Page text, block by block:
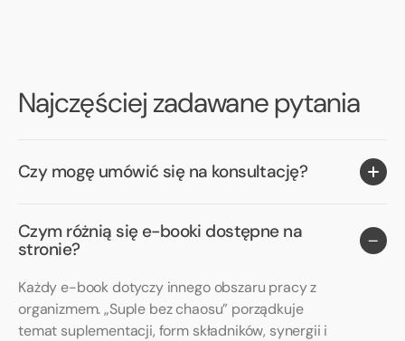
Najczęściej zadawane pytania
Czy mogę umówić się na konsultację?
Czym różnią się e-booki dostępne na
stronie?
Każdy e-book dotyczy innego obszaru pracy z
organizmem. „Suple bez chaosu” porządkuje
temat suplementacji, form składników, synergii i